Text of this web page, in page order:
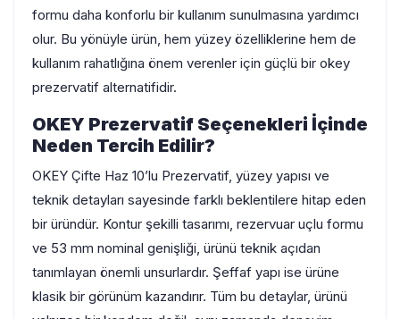
formu daha konforlu bir kullanım sunulmasına yardımcı
olur. Bu yönüyle ürün, hem yüzey özelliklerine hem de
kullanım rahatlığına önem verenler için güçlü bir okey
prezervatif alternatifidir.
OKEY Prezervatif Seçenekleri İçinde
Neden Tercih Edilir?
OKEY Çifte Haz 10’lu Prezervatif, yüzey yapısı ve
teknik detayları sayesinde farklı beklentilere hitap eden
bir üründür. Kontur şekilli tasarımı, rezervuar uçlu formu
ve 53 mm nominal genişliği, ürünü teknik açıdan
tanımlayan önemli unsurlardır. Şeffaf yapı ise ürüne
klasik bir görünüm kazandırır. Tüm bu detaylar, ürünü